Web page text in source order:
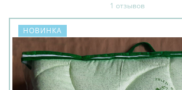
1 отзывов
НОВИНКА